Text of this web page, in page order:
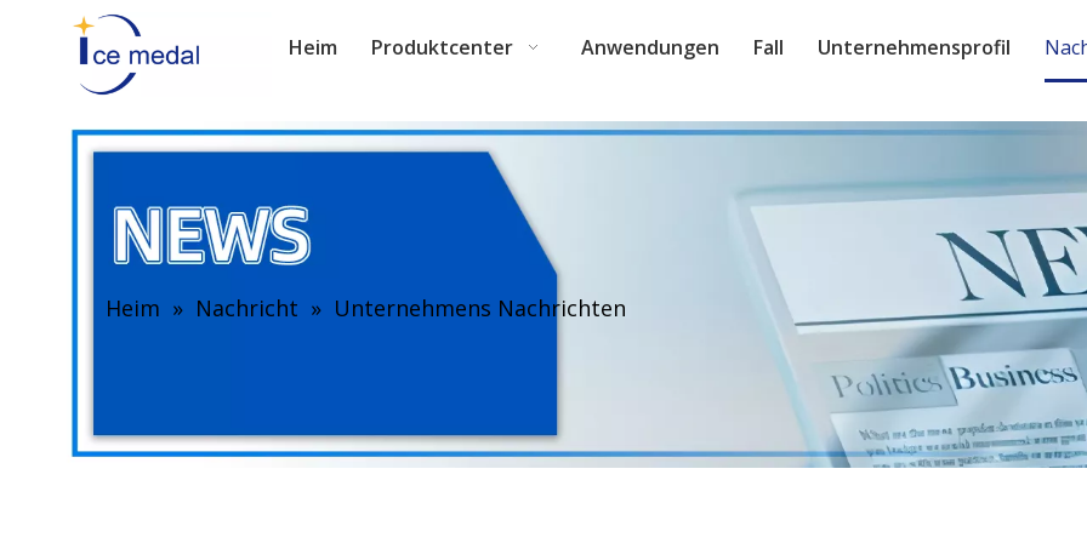
Heim Produktcenter Anwendungen Fall Unternehmensprofil
Heim » Nachricht » Unternehmens Nachrichten